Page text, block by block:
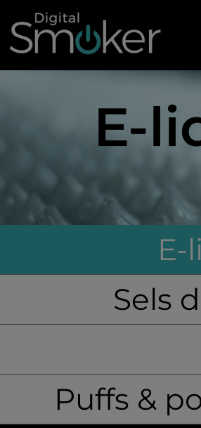
E-
E-
Sels
Puffs &